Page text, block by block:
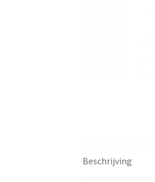
Beschrijving